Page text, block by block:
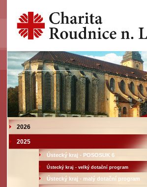
2026
2025
Ústecký kraj - POSOSUK 6
Ústecký kraj - velký dotační program
Ústecký kraj - malý dotační program